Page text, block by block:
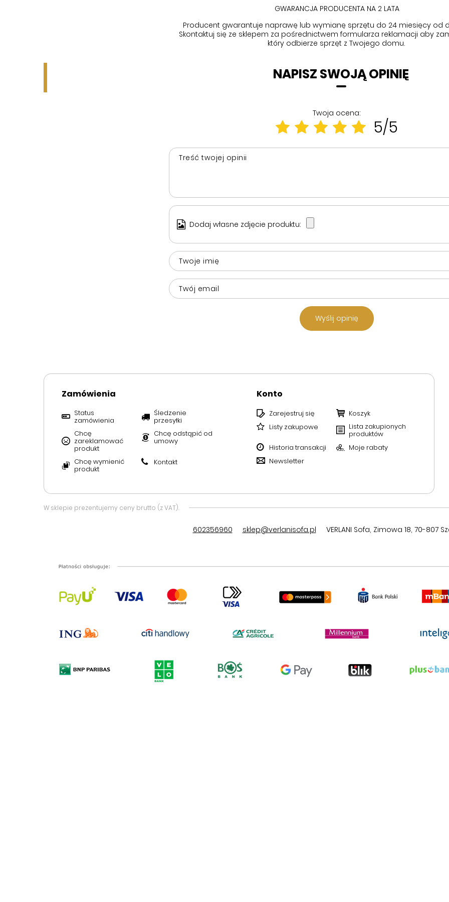
GWARANCJA PRODUCENTA NA 2 LATA
Producent gwarantuje naprawę lub wymianę sprzętu do 24 miesięcy od
Skontaktuj się ze sklepem za pośrednictwem formularza reklamacji aby
który odbierze sprzęt z Twojego domu.
NAPISZ SWOJĄ OPINIĘ
Twoja ocena:
5/5
Treść twojej opinii
Dodaj własne zdjęcie produktu:
Twoje imię
Twój email
Wyślij opinię
Zamówienia
Status
zamówienia
Śledzenie
przesyłki
Chcę
zareklamować
produkt
Chcę odstąpić od
umowy
Chcę wymienić
produkt
Kontakt
Konto
Zarejestruj się
Koszyk
Listy zakupowe
Lista zakupionych
produktów
Historia transakcji
Moje rabaty
Newsletter
W sklepie prezentujemy ceny brutto (z VAT).
602356960 sklep@verlanisofa.pl VERLANI Sofa, Zimowa 18, 70-807